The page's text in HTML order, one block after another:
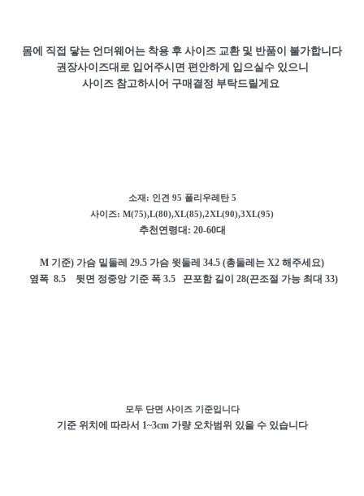
몸에 직접 닿는 언더웨어는 착용 후 사이즈 교환 및 반품이 불가합니다
권장사이즈대로 입어주시면 편안하게 입으실수 있으니
사이즈 참고하시어 구매결정 부탁드릴게요
소재: 인견 95 폴리우레탄 5
사이즈: M(75),L(80),XL(85),2XL(90),3XL(95)
추천연령대: 20-60대
M 기준) 가슴 밑둘레 29.5 가슴 윗둘레 34.5 (총둘레는 X2 해주세요)
옆폭 8.5 뒷면 정중앙 기준 폭 3.5 끈포함 길이 28(끈조절 가능 최대 33)
모두 단면 사이즈 기준입니다
기준 위치에 따라서 1~3cm 가량 오차범위 있을 수 있습니다